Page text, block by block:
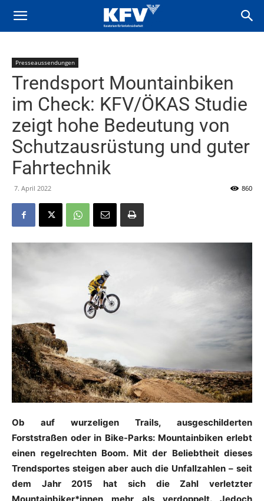
Presseaussendungen
Trendsport Mountainbiken
im Check: KFV/ÖKAS Studie
zeigt hohe Bedeutung von
Schutzausrüstung und guter
Fahrtechnik
7. April 2022 860
Ob auf wurzeligen Trails, ausgeschilderten
Forststraßen oder in Bike-Parks: Mountainbiken erlebt
einen regelrechten Boom. Mit der Beliebtheit dieses
Trendsportes steigen aber auch die Unfallzahlen – seit
dem Jahr 2015 hat sich die Zahl verletzter